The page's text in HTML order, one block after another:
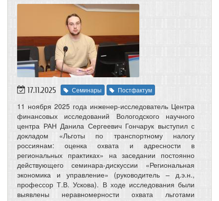
17.11.2025 Семинары Постфактум
11 ноября 2025 года инженер-исследователь Центра
финансовых исследований Вологодского научного
центра РАН Данила Сергеевич Гончарук выступил с
докладом «Льготы по транспортному налогу
россиянам: оценка охвата и адресности в
региональных практиках» на заседании постоянно
действующего семинара-дискуссии «Региональная
экономика и управление» (руководитель – д.э.н.,
профессор Т.В. Ускова). В ходе исследования были
выявлены неравномерности охвата льготами